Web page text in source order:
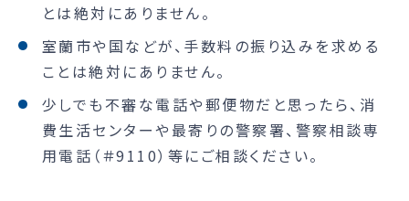
とは絶対にありません。
室蘭市や国などが、手数料の振り込みを求める
ことは絶対にありません。
少しでも不審な電話や郵便物だと思ったら、消
費生活センターや最寄りの警察署、警察相談専
用電話（＃9110）等にご相談ください。